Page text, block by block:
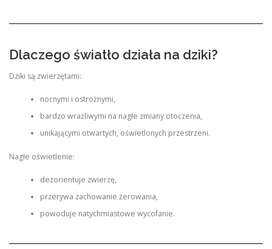
Dlaczego światło działa na dziki?
Dziki są zwierzętami:
nocnymi i ostrożnymi,
bardzo wrażliwymi na nagłe zmiany otoczenia,
unikającymi otwartych, oświetlonych przestrzeni.
Nagłe oświetlenie:
dezorientuje zwierzę,
przerywa zachowanie żerowania,
powoduje natychmiastowe wycofanie.